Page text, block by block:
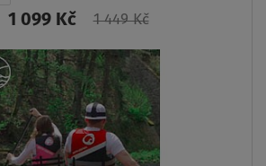
Kč 1 449 Kč
ZOBRAZIT